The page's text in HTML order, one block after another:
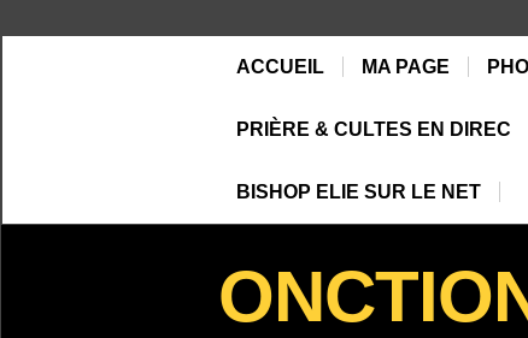
ACCUEIL MA PAGE
PRIÈRE & CULTES EN DIREC
BISHOP ELIE SUR LE NET